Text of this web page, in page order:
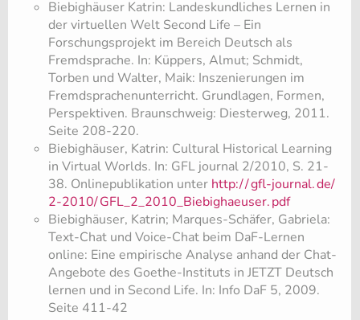
Biebighäuser Katrin: Landeskundliches Lernen in
der virtuellen Welt Second Life – Ein
Forschungsprojekt im Bereich Deutsch als
Fremdsprache. In: Küppers, Almut; Schmidt,
Torben und Walter, Maik: Inszenierungen im
Fremdsprachenunterricht. Grundlagen, Formen,
Perspektiven. Braunschweig: Diesterweg, 2011.
Seite 208-220.
Biebighäuser, Katrin: Cultural Historical Learning
in Virtual Worlds. In: GFL journal 2/2010, S. 21-
38. Onlinepublikation unter http://gfl-journal.de/
2-2010/GFL_2_2010_Biebighaeuser.pdf
Biebighäuser, Katrin; Marques-Schäfer, Gabriela:
Text-Chat und Voice-Chat beim DaF-Lernen
online: Eine empirische Analyse anhand der Chat-
Angebote des Goethe-Instituts in JETZT Deutsch
lernen und in Second Life. In: Info DaF 5, 2009.
Seite 411-42